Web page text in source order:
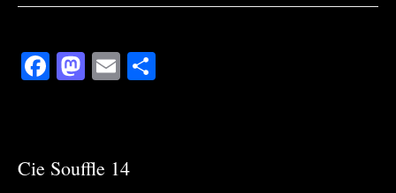
Facebook
Mastodon
Email
Cie Souffle 14